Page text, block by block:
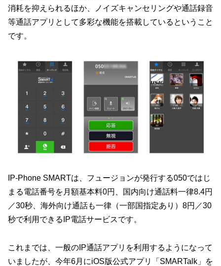
消耗を抑えられるほか、ノイズキャンセリングや通話録音
等通話アプリとして多彩な機能を搭載しているということ
です。
IP-Phone SMARTは、フュージョンが発行する050ではじ
まる電話番号を月額基本料0円、国内向け通話料一律8.4円
／30秒、海外向け通話も一律（一部国指定あり）8円／30
秒で利用できるIP電話サービスです。
これまでは、一般のIP通話アプリを利用するようになって
いましたが、今年6月にiOS版公式アプリ「SMARTalk」を